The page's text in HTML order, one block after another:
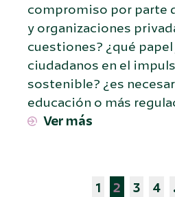
compromiso por parte
y organizaciones
cuestiones? ¿qué
ciudadanos en el
sostenible? ¿es
educación o más
Ver más
1 2 3 4